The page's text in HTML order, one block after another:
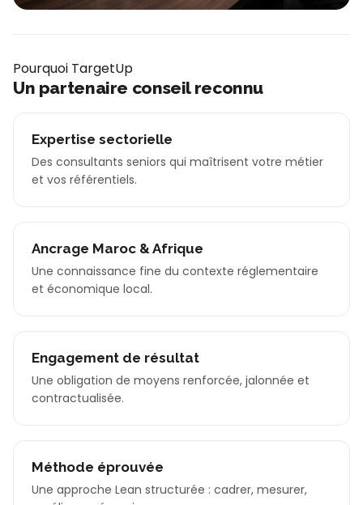
Pourquoi TargetUp
Un partenaire conseil reconnu
Expertise sectorielle
Des consultants seniors qui maîtrisent votre métier
et vos référentiels.
Ancrage Maroc & Afrique
Une connaissance fine du contexte réglementaire
et économique local.
Engagement de résultat
Une obligation de moyens renforcée, jalonnée et
contractualisée.
Méthode éprouvée
Une approche Lean structurée : cadrer, mesurer,